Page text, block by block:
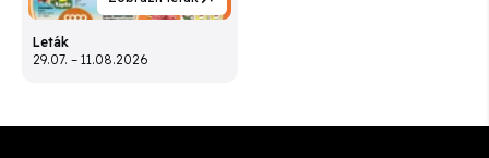
Leták
29.07. – 11.08.2026